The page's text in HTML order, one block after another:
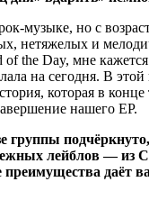
музыке, но с
нетяжелых и
the Day, мне
на сегодня. В
которая в конце
нашего EP.
группы
лейблов —
даёт